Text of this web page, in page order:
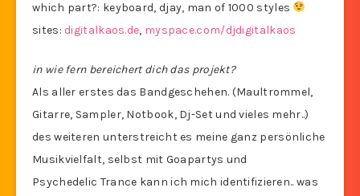
which part?: keyboard, djay, man of 1000 styles
sites: digitalkaos.de, myspace.com/djdigitalkaos
in wie fern bereichert dich das projekt?
Als aller erstes das Bandgeschehen. (Maultrommel,
Gitarre, Sampler, Notbook, Dj-Set und vieles mehr..)
des weiteren unterstreicht es meine ganz persönliche
Musikvielfalt, selbst mit Goapartys und
Psychedelic Trance kann ich mich identifizieren.. was